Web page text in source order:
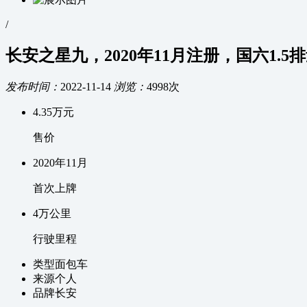
/
长安之星九，2020年11月注册，国六1.5
发布时间： 2022-11-14 浏览： 4998次
4.35万元
售价
2020年11 月
首次上牌
4万公里
行驶里程
类型面包车
来源个人
品牌长安